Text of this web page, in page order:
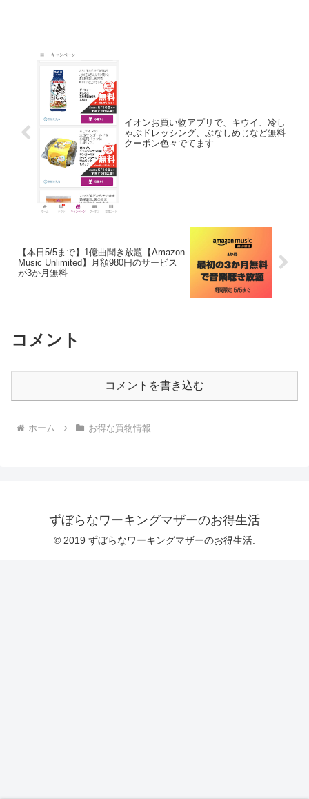
イオンお買い物アプリで、キウイ、冷し
ゃぶドレッシング、ぶなしめじなど無料
クーポン色々でてます
【本日5/5まで】1億曲聞き放題【Amazon
Music Unlimited】月額980円のサービス
が3か月無料
コメント
コメントを書き込む
ホーム お得な買物情報
ずぼらなワーキングマザーのお得生活
© 2019 ずぼらなワーキングマザーのお得生活.